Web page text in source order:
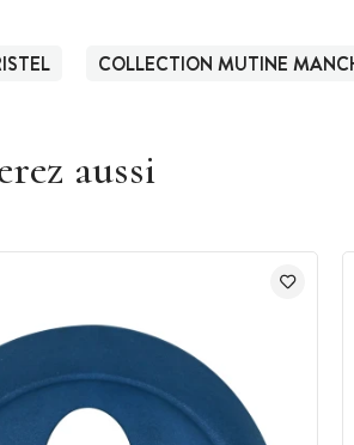
COLLECTION MUTINE
aussi